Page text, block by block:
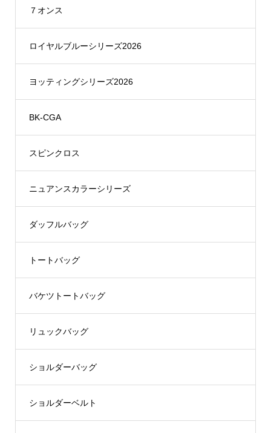
７オンス
ロイヤルブルーシリーズ2026
ヨッティングシリーズ2026
BK-CGA
スピンクロス
ニュアンスカラーシリーズ
ダッフルバッグ
トートバッグ
バケツトートバッグ
リュックバッグ
ショルダーバッグ
ショルダーベルト